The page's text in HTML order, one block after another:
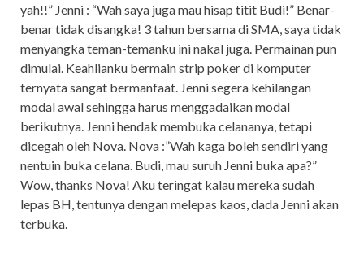
yah!!” Jenni : “Wah saya juga mau hisap titit Budi!” Benar-
benar tidak disangka! 3 tahun bersama di SMA, saya tidak
menyangka teman-temanku ini nakal juga. Permainan pun
dimulai. Keahlianku bermain strip poker di komputer
ternyata sangat bermanfaat. Jenni segera kehilangan
modal awal sehingga harus menggadaikan modal
berikutnya. Jenni hendak membuka celananya, tetapi
dicegah oleh Nova. Nova :”Wah kaga boleh sendiri yang
nentuin buka celana. Budi, mau suruh Jenni buka apa?”
Wow, thanks Nova! Aku teringat kalau mereka sudah
lepas BH, tentunya dengan melepas kaos, dada Jenni akan
terbuka.